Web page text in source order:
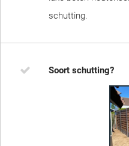
schutting.
Soort schutting?